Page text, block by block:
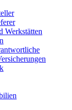
Werkstätten